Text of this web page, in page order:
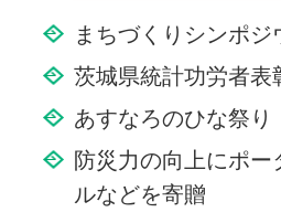
まちづくりシンポジ
茨城県統計功労者表
あすなろのひな祭り
防災力の向上にポー
ルなどを寄贈